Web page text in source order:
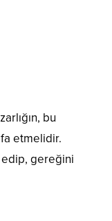
bu
etmelidir.
edip, gereğini